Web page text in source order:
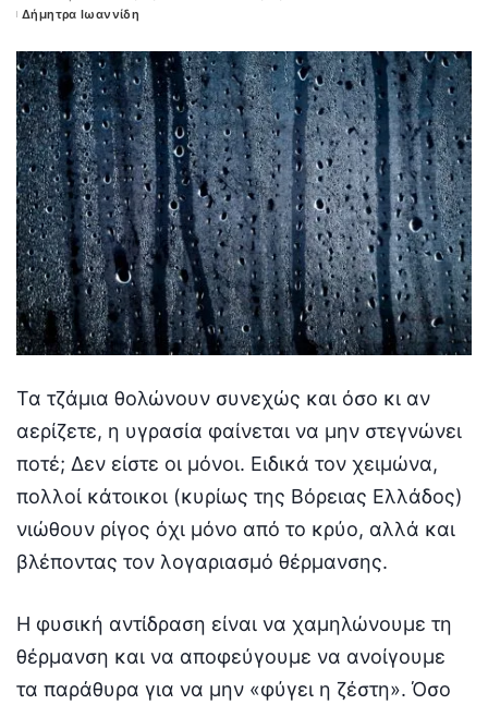
Posted
Δήμητρα Ιωαννίδη
Τα τζάμια θολώνουν συνεχώς και όσο κι αν
αερίζετε, η υγρασία φαίνεται να μην στεγνώνει
ποτέ; Δεν είστε οι μόνοι. Ειδικά τον χειμώνα,
πολλοί κάτοικοι (κυρίως της Βόρειας Ελλάδος)
νιώθουν ρίγος όχι μόνο από το κρύο, αλλά και
βλέποντας τον λογαριασμό θέρμανσης.
Η φυσική αντίδραση είναι να χαμηλώνουμε τη
θέρμανση και να αποφεύγουμε να ανοίγουμε
τα παράθυρα για να μην «φύγει η ζέστη». Όσο